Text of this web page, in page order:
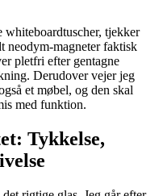
whiteboardtuscher, tjekker
neodym‑magneter faktisk
pletfri efter gentagne
Derudover vejer jeg
et møbel, og den skal
med funktion.
Tykkelse,